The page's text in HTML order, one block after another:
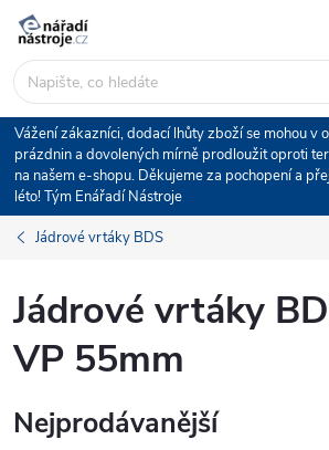
Přejít
obsah
Vážení zákazníci, dodací lhůty zboží se mohou v
prázdnin a dovolených mírně prodloužit oproti
na našem e-shopu. Děkujeme za pochopení a
léto! Tým Enářadí Nástroje
Jádrové vrtáky BDS
Jádrové vrtáky
VP 55mm
Nejprodávanější